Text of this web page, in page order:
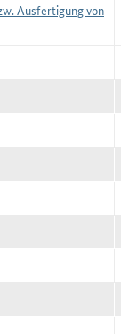
Ausfertigung von